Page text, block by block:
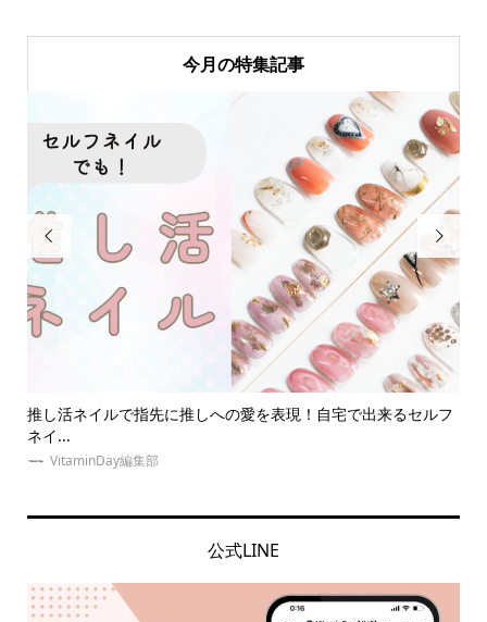
今月の特集記事

【祭壇とは？】オタク必見！推しの祭壇の作り方やおすすめグ
ッズ...
VitaminDay編集部

公式LINE